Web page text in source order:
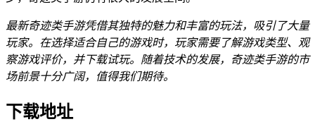
最新奇迹类手游凭借其独特的魅力和丰富的玩法，吸引了大量
玩家。在选择适合自己的游戏时，玩家需要了解游戏类型、观
察游戏评价，并下载试玩。随着技术的发展，奇迹类手游的市
场前景十分广阔，值得我们期待。
下载地址